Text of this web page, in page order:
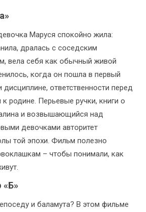
Маруся спокойно жила:
дралась с соседским
вела себя как обычный живой
когда он пошла в первый
дисциплине, ответственности перед
родине. Перьевые ручки, книги о
и возвышающийся над
девочками авторитет
той эпохи. Фильм полезно
– чтобы понимали, как
«Б»
и баламута? В этом фильме